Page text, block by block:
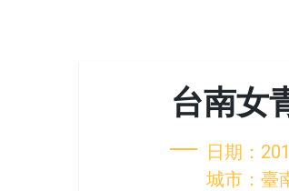
台南女
日期：
城市：臺